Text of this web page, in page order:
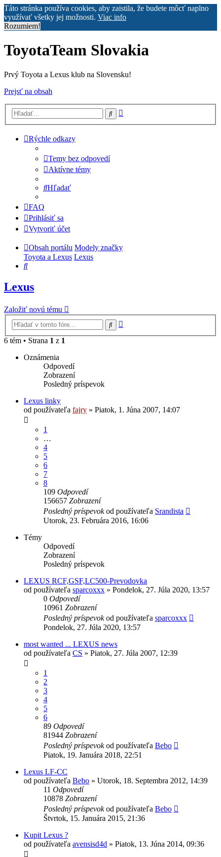
Táto stránka používa cookies, aby zaistila, že budete môcť naplno
využívať všetky jej možnosti. Viac info
Rozumiem!
ToyotaTeam Slovakia
Prvý Toyota a Lexus klub na Slovensku!
Prejsť na obsah
Hľadať
Rýchle odkazy
Temy bez odpovedí
Aktívne témy
Hľadať
FAQ
Prihlásiť sa
Vytvoriť účet
Obsah portálu Modely značky
Toyota a Lexus Lexus
Hľadať
Lexus
Založiť novú tému
Hľadať
6 tém • Strana 1 z 1
Oznámenia
Odpovedí
Zobrazení
Posledný príspevok
Lexus linky
od používateľa fajry » Piatok, 1. Júna 2007, 14:07
1
…
4
5
6
7
8
109 Odpovedí
156657 Zobrazení
Posledný príspevokod používateľa Srandista
Utorok, 23. Februára 2016, 16:06
Témy
Odpovedí
Zobrazení
Posledný príspevok
LEXUS RCF,GSF,LC500-Prevodovka
od používateľa sparcoxxx » Pondelok, 27. Júla 2020, 13:57
0 Odpovedí
10961 Zobrazení
Posledný príspevokod používateľa sparcoxxx
Pondelok, 27. Júla 2020, 13:57
most wanted ... LEXUS news
od používateľa CS » Piatok, 27. Júla 2007, 12:39
1
2
3
4
5
6
89 Odpovedí
81944 Zobrazení
Posledný príspevokod používateľa Bebo
Piatok, 19. Januára 2018, 22:51
Lexus LF-CC
od používateľa Bebo » Utorok, 18. Septembra 2012, 14:39
11 Odpovedí
10878 Zobrazení
Posledný príspevokod používateľa Bebo
Štvrtok, 15. Januára 2015, 21:36
Kupit Lexus ?
od používateľa avensisd4d » Piatok, 13. Júna 2014, 09:36